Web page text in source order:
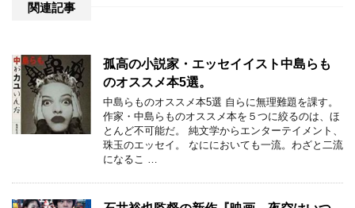
関連記事
孤高の小説家・エッセイイスト中島らも
のオススメ本5選。
中島らものオススメ本5選 自らに無理難題を課す。
作家・中島らものオススメ本を５つに絞るのは、ほ
とんど不可能だ。 純文学からエンターテイメント、
珠玉のエッセイ。 なににおいても一流。わざと二流
になるこ …